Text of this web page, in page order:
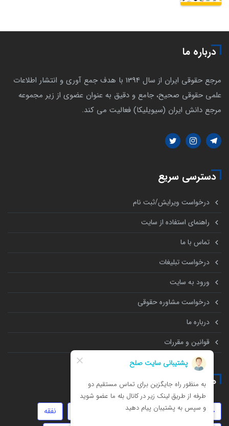
درباره ما
مرجع حقوقی ایران از سال 1394 با هدف جمع آوری و انتشار اطلاعات
علمی حقوقی صحیح، جامع و دقیق به عنوان عضوی از زیر مجموعه
مرجع دانش ایران (سیویلیکا) فعالیت می کند.
دسترسی سریع
درخواست ویرایش/ثبت نام
راهنمای استفاده از سایت
تماس با ما
درخواست تبلیغات
ورود به سایت
درخواست مشاوره حقوقی
درباره ما
قوانین و مقررات
همه چیز درباره
جعل طلاق تنظیم قرارداد
نفقه